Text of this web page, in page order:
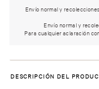
Envío normal y
Envío normal y
Para cualquier aclaración
DESCRIPCIÓN DEL